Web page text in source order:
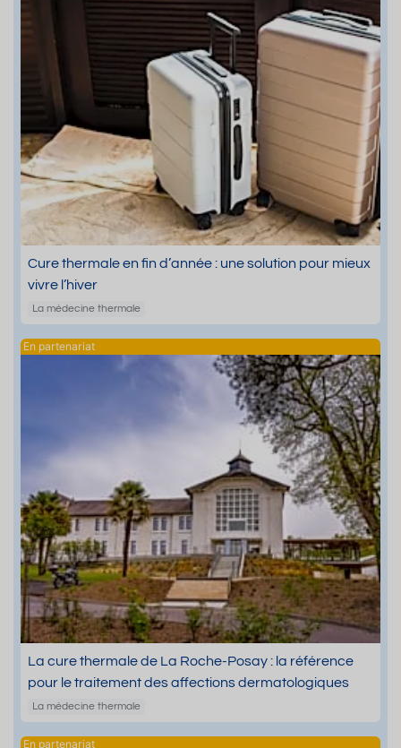
Cure thermale en fin d’année : une solution pour mieux
vivre l’hiver
La médecine thermale
La cure thermale de La Roche-Posay : la référence
pour le traitement des affections dermatologiques
La médecine thermale